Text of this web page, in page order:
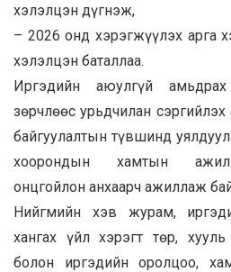
хэлэлцэн дүгнэж,
– 2026 онд хэрэгжүүлэх арга
хэлэлцэн баталлаа.
Иргэдийн аюулгүй
зөрчлөөс урьдчилан
байгуулалтын түвшинд
хоорондын хамтын
онцгойлон анхаарч ажиллаж
Нийгмийн хэв журам,
хангах үйл хэрэгт төр, хууль
болон иргэдийн оролцоо,